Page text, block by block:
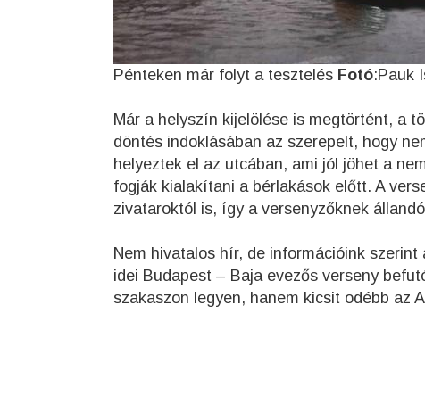
Pénteken már folyt a tesztelés Fotó:Pauk
Már a helyszín kijelölése is megtörtént, a
döntés indoklásában az szerepelt, hogy
helyeztek el az utcában, ami jól jöhet a
fogják kialakítani a bérlakások előtt. A
zivataroktól is, így a versenyzőknek
Nem hivatalos hír, de információink
idei Budapest – Baja evezős verseny
szakaszon legyen, hanem kicsit odébb az